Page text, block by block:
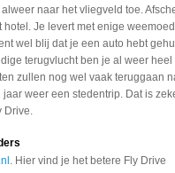
naar het vliegveld toe.
hotel. Je levert met enige
wel blij dat je een auto hebt
terugvlucht ben je al weer heel
zullen nog wel vaak teruggaan
jaar weer een stedentrip. Dat is
Drive.
. Hier vind je het betere Fly Drive